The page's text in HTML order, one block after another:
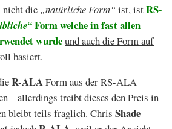
nicht die „natürliche Form“ist, istRS-
Form welche in fast allen
wurdeund auch die Form auf
basiert.
R-ALAForm aus der RS-ALA
– allerdings treibt dieses den Preis in
bleibt teils fraglich. Chris Shade